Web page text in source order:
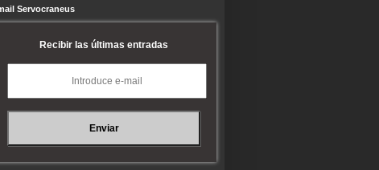
Servocraneus
Recibir las últimas entradas